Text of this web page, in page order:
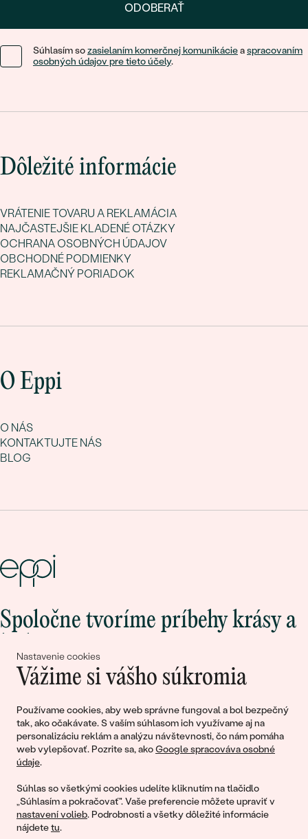
Nastavenie cookies
Vážime si vášho súkromia
Používame cookies, aby web správne fungoval a bol bezpečný
tak, ako očakávate. S vaším súhlasom ich využívame aj na
personalizáciu reklám a analýzu návštevnosti, čo nám pomáha
web vylepšovať. Pozrite sa, akoGoogle spracováva osobné
údaje.
Súhlas so všetkými cookies udelíte kliknutím na tlačidlo
„Súhlasím a pokračovať". Vaše preferencie môžete upraviť v
nastavení volieb. Podrobnosti a všetky dôležité informácie
nájdetetu.
ODOBERAŤ
Súhlasím sozasielaním komerčnej komunikácieaspracovaním
osobných údajov pre tieto účely.
Dôležité informácie
VRÁTENIE TOVARU A REKLAMÁCIA
NAJČASTEJŠIE KLADENÉ OTÁZKY
OCHRANA OSOBNÝCH ÚDAJOV
OBCHODNÉ PODMIENKY
REKLAMAČNÝ PORIADOK
O Eppi
O NÁS
KONTAKTUJTE NÁS
BLOG
Spoločne tvoríme príbehy krásy a
Pripojte sa k nám!
© 2011 - 2026, Eppi.sk